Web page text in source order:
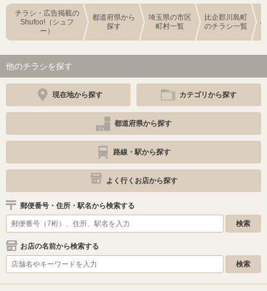
チラシ・広告掲載の
Shufoo!（シュフ
ー）
都道府県から
探す
埼玉県の市区
町村一覧
比企郡川島町
のチラシ一覧
他のチラシを探す
現在地から探す カテゴリから探す
都道府県から探す
路線・駅から探す
よく行くお店から探す
郵便番号・住所・駅名から検索する
お店の名前から検索する